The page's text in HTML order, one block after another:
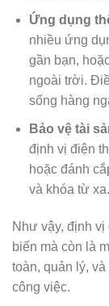
Ứng dụng
nhiều ứng
gần bạn,
ngoài trời.
sống hàng
Bảo vệ tài
định vị điện
hoặc đánh
và khóa từ xa.
Như vậy, định
biến mà còn là
toàn, quản lý,
công việc.